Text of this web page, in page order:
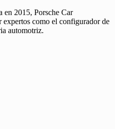
en 2015, Porsche Car
como el configurador de
automotriz.